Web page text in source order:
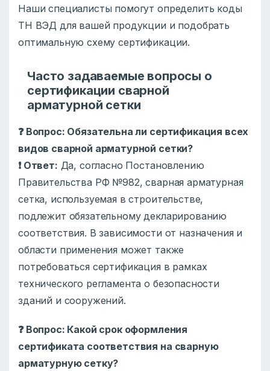
Наши специалисты помогут определить коды
ТН ВЭД для вашей продукции и подобрать
оптимальную схему сертификации.
Часто задаваемые вопросы о
сертификации сварной
арматурной сетки
❓Вопрос: Обязательна ли сертификация всех
видов сварной арматурной сетки?
❗Ответ: Да, согласно Постановлению
Правительства РФ №982, сварная арматурная
сетка, используемая в строительстве,
подлежит обязательному декларированию
соответствия. В зависимости от назначения и
области применения может также
потребоваться сертификация в рамках
технического регламента о безопасности
зданий и сооружений.
❓Вопрос: Какой срок оформления
сертификата соответствия на сварную
арматурную сетку?